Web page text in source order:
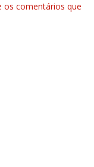
os comentários que